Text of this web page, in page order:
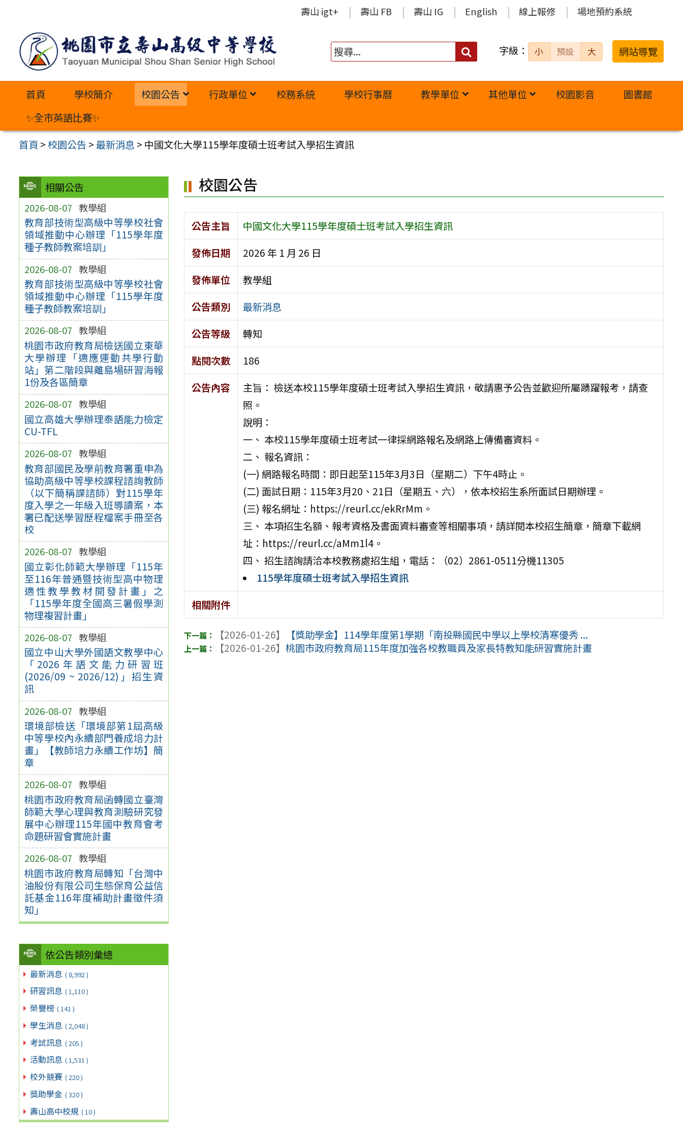
內
壽山 igt+ 壽山 FB 壽山 IG English 線上報修 場地預約系統
搜
字級： 小 預設 大 網站導覽
首頁 學校簡介 校園公告 行政單位 校務系統 學校行事曆 教學單位 其他單位 校園影音
圖書館
✨全市英語比賽✨
首頁 >校園公告 >最新消息 > 中國文化大學115學年度碩士班考試入學招生資訊
相關公告
2026-08-07 教學組
教育部技術型高級中等學校社會
領域推動中心辦理「115學年度
種子教師教案培訓」
2026-08-07 教學組
教育部技術型高級中等學校社會
領域推動中心辦理「115學年度
種子教師教案培訓」
2026-08-07 教學組
桃園市政府教育局檢送國立東華
大學辦理「適應運動共學行動
站」第二階段與離島場研習海報
1份及各區簡章
2026-08-07 教學組
國立高雄大學辦理泰語能力檢定
CU-TFL
2026-08-07 教學組
教育部國民及學前教育署重申為
協助高級中等學校課程諮詢教師
（以下簡稱課諮師）對115學年
度入學之一年級入班導讀案，本
署已配送學習歷程檔案手冊至各
校
2026-08-07 教學組
國立彰化師範大學辦理「115年
至116年普通暨技術型高中物理
適性教學教材開發計畫」之
「115學年度全國高三暑假學測
物理複習計畫」
2026-08-07 教學組
國立中山大學外國語文教學中心
「2026年語文能力研習班
(2026/09 ~ 2026/12)」招生資
訊
2026-08-07 教學組
環境部檢送「環境部第1屆高級
中等學校內永續部門養成培力計
畫」【教師培力永續工作坊】簡
章
2026-08-07 教學組
桃園市政府教育局函轉國立臺灣
師範大學心理與教育測驗研究發
展中心辦理115年國中教育會考
命題研習會實施計畫
2026-08-07 教學組
桃園市政府教育局轉知「台灣中
油股份有限公司生態保育公益信
託基金116年度補助計畫徵件須
知」
依公告類別彙總
最新消息 ( 8,992 )
研習訊息 ( 1,110 )
榮譽榜 ( 141 )
學生消息 ( 2,048 )
考試訊息 ( 205 )
活動訊息 ( 1,531 )
校外競賽 ( 220 )
獎助學金 ( 320 )
壽山高中校規 ( 10 )
校園公告
公告主旨
中國文化大學115學年度碩士班考試入學招生資訊
發佈日期
2026 年 1 月 26 日
發佈單位
教學組
公告類別
最新消息
公告等級
轉知
點閱次數
186
公告內容
主旨： 檢送本校115學年度碩士班考試入學招生資訊，敬請惠予公告並歡迎所屬踴躍報考，請查
照。
說明：
一、 本校115學年度碩士班考試一律採網路報名及網路上傳備審資料。
二、 報名資訊：
(一) 網路報名時間：即日起至115年3月3日（星期二）下午4時止。
(二) 面試日期：115年3月20、21日（星期五、六），依本校招生系所面試日期辦理。
(三) 報名網址：https://reurl.cc/ekRrMm。
三、 本項招生名額、報考資格及書面資料審查等相關事項，請詳閱本校招生簡章，簡章下載網
址：https://reurl.cc/aMm1l4。
四、 招生諮詢請洽本校教務處招生組，電話：（02）2861-0511分機11305
115學年度碩士班考試入學招生資訊
相關附件
【2026-01-26】
【獎助學金】114學年度第1學期「南投縣國民中學以上學校清寒優秀 ...
【2026-01-26】桃園市政府教育局115年度加強各校教職員及家長特教知能研習實施計畫